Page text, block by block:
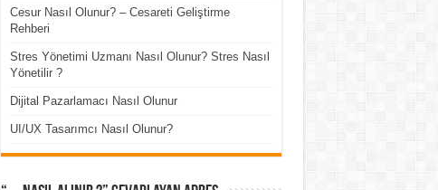
Cesur Nasıl Olunur? – Cesareti Geliştirme
Rehberi
Stres Yönetimi Uzmanı Nasıl Olunur? Stres Nasıl
Yönetilir ?
Dijital Pazarlamacı Nasıl Olunur
UI/UX Tasarımcı Nasıl Olunur?